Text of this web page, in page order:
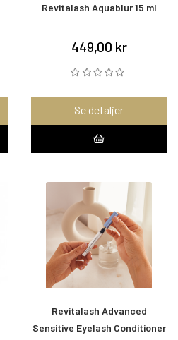
Revitalash Aquablur 15 ml
449,00 kr
Se detaljer
Revitalash Advanced
Sensitive Eyelash Conditioner